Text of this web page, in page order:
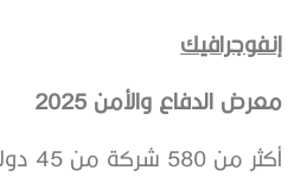
إنفوجرافيك
معرض الدفاع والأمن 2025
أكثر من 580 شركة من 45 دولة